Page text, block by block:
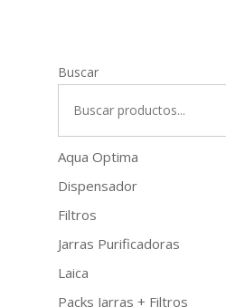
Buscar
Aqua Optima
Dispensador
Filtros
Jarras Purificadoras
Laica
Packs Jarras + Filtros